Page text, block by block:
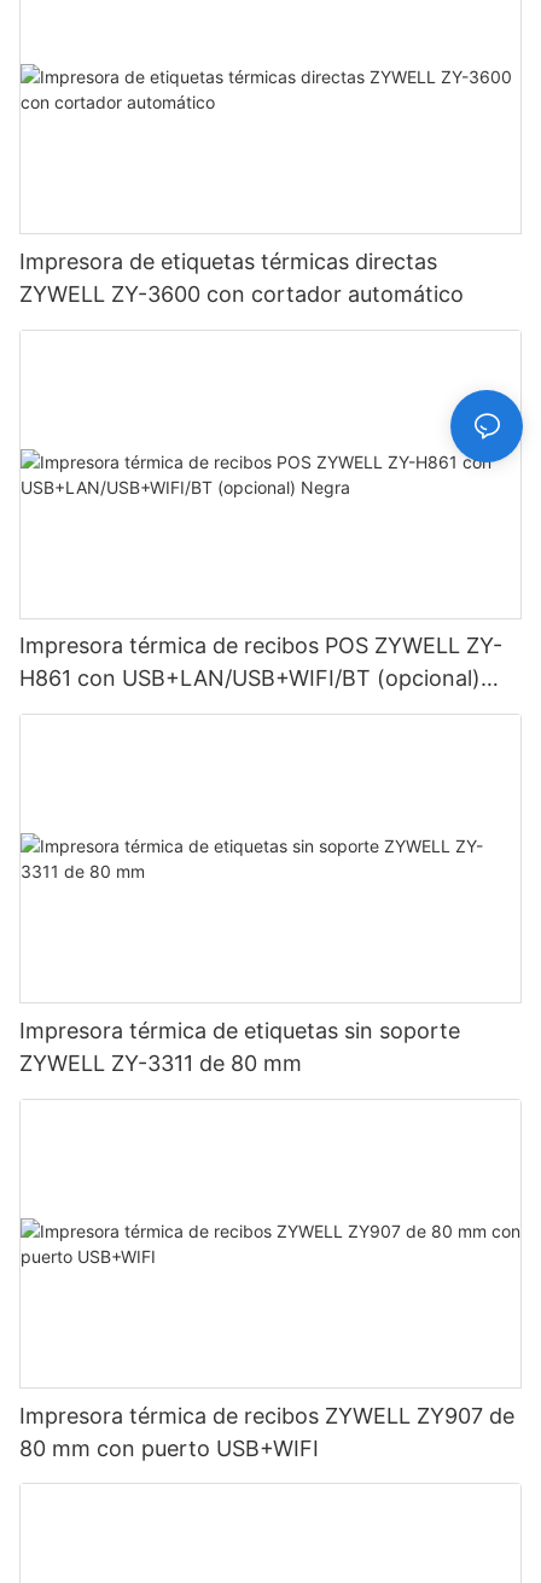
Impresora de etiquetas térmicas directas
ZYWELL ZY-3600 con cortador automático
Impresora térmica de recibos POS ZYWELL ZY-
H861 con USB+LAN/USB+WIFI/BT (opcional)
Negra
Impresora térmica de etiquetas sin soporte
ZYWELL ZY-3311 de 80 mm
Impresora térmica de recibos ZYWELL ZY907 de
80 mm con puerto USB+WIFI